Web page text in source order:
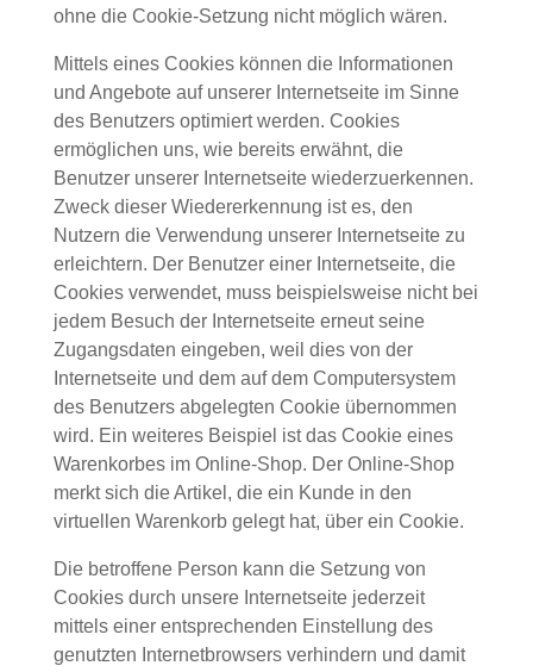
ohne die Cookie-Setzung nicht möglich wären.
Mittels eines Cookies können die Informationen
und Angebote auf unserer Internetseite im Sinne
des Benutzers optimiert werden. Cookies
ermöglichen uns, wie bereits erwähnt, die
Benutzer unserer Internetseite wiederzuerkennen.
Zweck dieser Wiedererkennung ist es, den
Nutzern die Verwendung unserer Internetseite zu
erleichtern. Der Benutzer einer Internetseite, die
Cookies verwendet, muss beispielsweise nicht bei
jedem Besuch der Internetseite erneut seine
Zugangsdaten eingeben, weil dies von der
Internetseite und dem auf dem Computersystem
des Benutzers abgelegten Cookie übernommen
wird. Ein weiteres Beispiel ist das Cookie eines
Warenkorbes im Online-Shop. Der Online-Shop
merkt sich die Artikel, die ein Kunde in den
virtuellen Warenkorb gelegt hat, über ein Cookie.
Die betroffene Person kann die Setzung von
Cookies durch unsere Internetseite jederzeit
mittels einer entsprechenden Einstellung des
genutzten Internetbrowsers verhindern und damit